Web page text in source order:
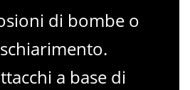
di bombe o
a base di